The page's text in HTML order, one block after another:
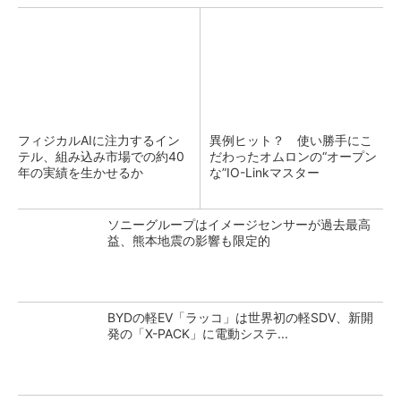
フィジカルAIに注力するイン
テル、組み込み市場での約40
年の実績を生かせるか
異例ヒット？ 使い勝手にこ
だわったオムロンの“オープン
な”IO-Linkマスター
ソニーグループはイメージセンサーが過去最高
益、熊本地震の影響も限定的
BYDの軽EV「ラッコ」は世界初の軽SDV、新開
発の「X-PACK」に電動システ...